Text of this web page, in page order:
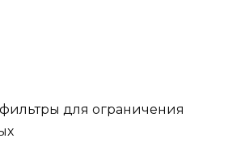
для ограничения